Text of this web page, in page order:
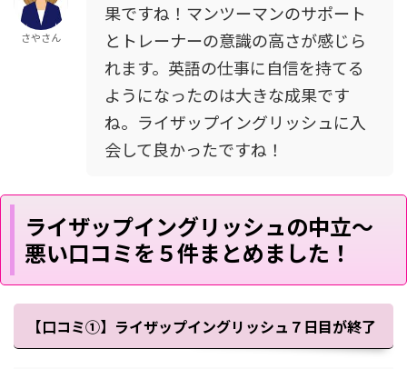
さやさん
果ですね！マンツーマンのサポート
とトレーナーの意識の高さが感じら
れます。英語の仕事に自信を持てる
ようになったのは大きな成果です
ね。ライザップイングリッシュに入
会して良かったですね！
ライザップイングリッシュの中立～
悪い口コミを５件まとめました！
【口コミ①】ライザップイングリッシュ７日目が終了